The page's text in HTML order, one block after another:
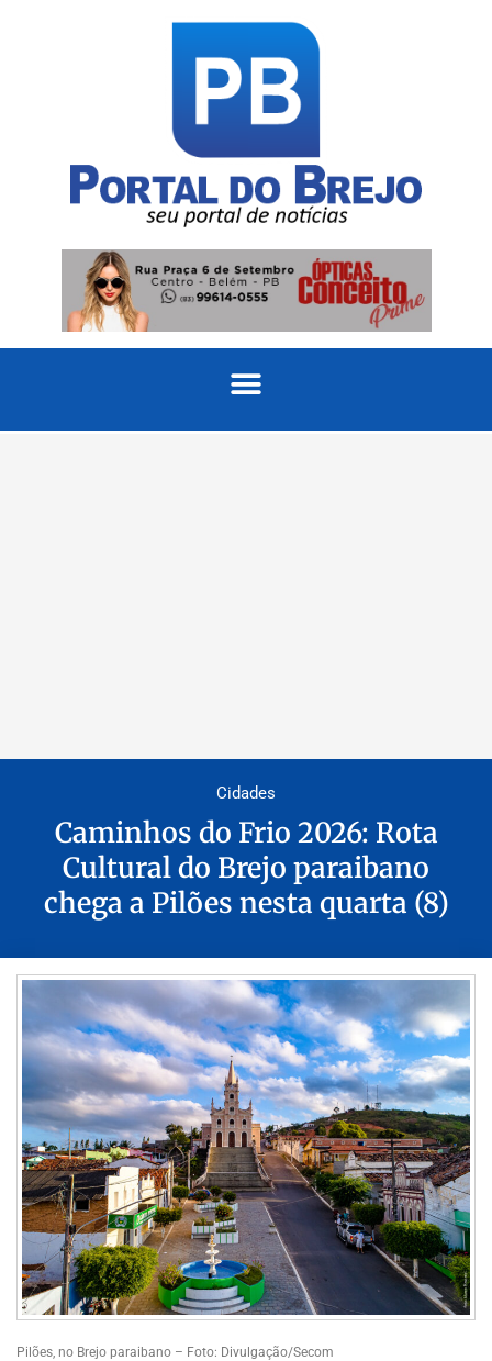
Cidades
Caminhos do Frio 2026: Rota
Cultural do Brejo paraibano
chega a Pilões nesta quarta (8)
Pilões, no Brejo paraibano – Foto: Divulgação/Secom